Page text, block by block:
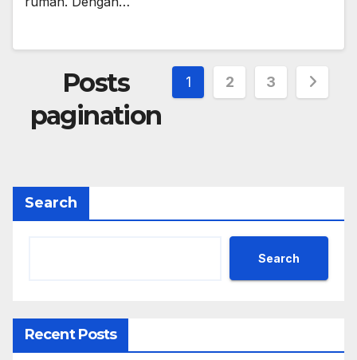
Posts
pagination
1 2 3
Search
Search
Recent Posts